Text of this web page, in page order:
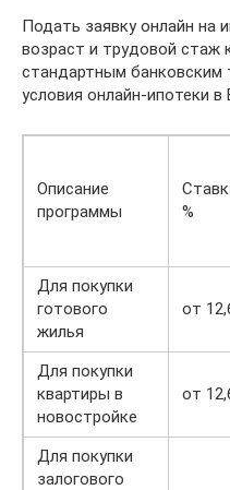
Подать заявку онлайн на
возраст и трудовой стаж
стандартным банковским
условия онлайн-ипотеки в
Описание
программы
%
Для покупки
готового
жилья
от
Для покупки
квартиры в
новостройке
от
Для покупки
залогового